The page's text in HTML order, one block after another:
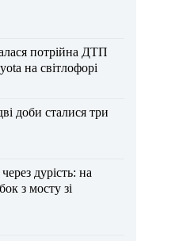
потрійна ДТП
на світлофорі
доби сталися три
дурість: на
з мосту зі